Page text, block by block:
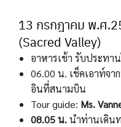
13 กรกฎาคม พ.ศ
(Sacred Valley)
อาหารเช้า รับประทา
06.00 น. เช็คเอาท์จ
อินที่สนามบิน
Tour guide: Ms.
08.05 น.นำท่านเดิน